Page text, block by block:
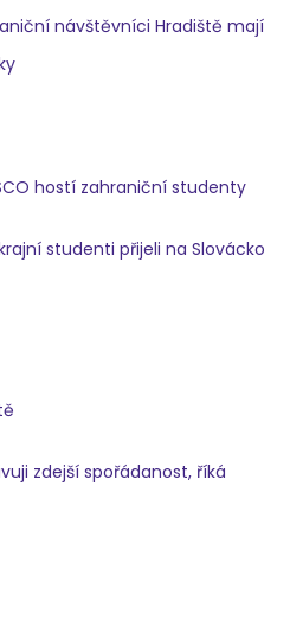
návštěvníci Hradiště mají
hostí zahraniční studenty
studenti přijeli na Slovácko
zdejší spořádanost, říká